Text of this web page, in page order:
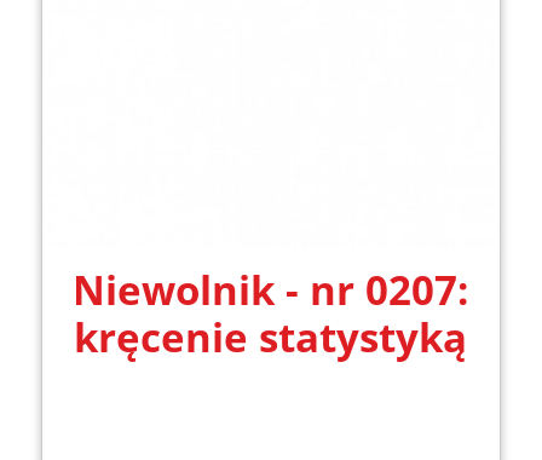
Niewolnik - nr 0207:
kręcenie statystyką